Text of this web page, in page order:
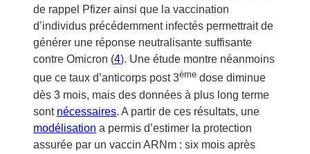
de rappel Pfizer ainsi que la vaccination
d’individus précédemment infectés permettrait de
générer une réponse neutralisante suffisante
contre Omicron (4). Une étude montre néanmoins
que ce taux d’anticorps post 3ème dose diminue
dès 3 mois, mais des données à plus long terme
sont nécessaires. A partir de ces résultats, une
modélisation a permis d’estimer la protection
assurée par un vaccin ARNm : six mois après